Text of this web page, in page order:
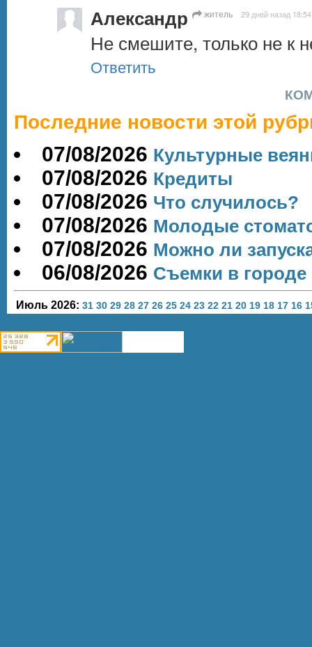
Александр житель 29 дней назад 18:54
Не смешите, только не к
Ответить
Последние новости этой
07/08/2026 Культурные
07/08/2026 Кредиты
07/08/2026 Что случилось?
07/08/2026 Молодые
07/08/2026 Можно ли
06/08/2026 Съемки в городе
Июль 2026: 31 30 29 28 27 26 25 24 23 22 21 20 19 18 17 16